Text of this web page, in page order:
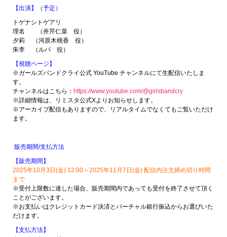
【出演】（予定）
トゲナシトゲアリ
理名 （井芹仁菜 役）
夕莉 （河原木桃香 役）
朱李 （ルパ 役）
【視聴ページ】
※ガールズバンドクライ公式 YouTube チャンネルにて生配信いたしま
す。
チャンネルはこちら： https://www.youtube.com/@girlsbandcry
※詳細情報は、リミスタ公式Xよりお知らせします。
※アーカイブ配信もありますので、リアルタイムでなくてもご覧いただけ
ます。
販売期間/支払方法
【販売期間】
2025年10月3日(金) 12:00～2025年11月7日(金) 配信内注文締め切り時間
まで
※受付上限数に達した場合、販売期間内であっても受付を終了させて頂く
ことがございます。
※お支払いはクレジットカード決済とバーチャル銀行振込からお選びいた
だけます。
【支払方法】